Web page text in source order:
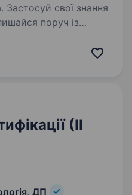
поруч із
гвардії
(ІІ
ДП